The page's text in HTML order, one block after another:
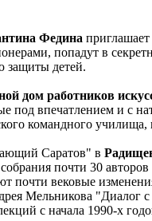
Федина
попадут в
детей.
дом работников
под впечатлением и с
командного
Саратов" в
почти 30
почти вековые
Мельникова "Диалог
с начала 1990-х